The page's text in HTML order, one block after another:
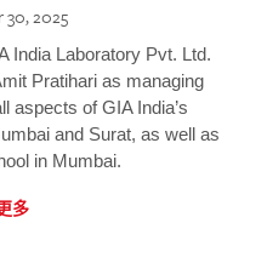
30, 2025
India Laboratory Pvt. Ltd.
Pratihari as managing
aspects of GIA India’s
and Surat, as well as
in Mumbai.
多